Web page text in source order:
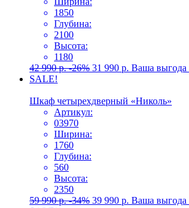
1850
Глубина:
2100
Высота:
1180
42 990р. -26% 31 990 р. Ваша выгода
SALE!
Шкаф четырехдверный «Николь»
Артикул:
03970
Ширина:
1760
Глубина:
560
Высота:
2350
59 990р. -34% 39 990 р. Ваша выгода